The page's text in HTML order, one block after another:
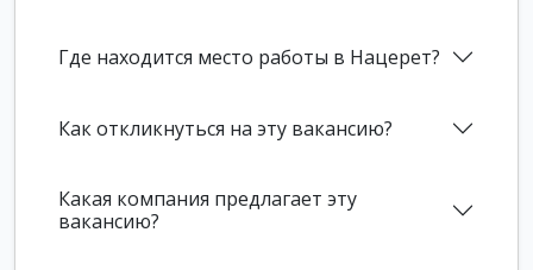
Где находится место работы в Нацерет?
Как откликнуться на эту вакансию?
Какая компания предлагает эту
вакансию?